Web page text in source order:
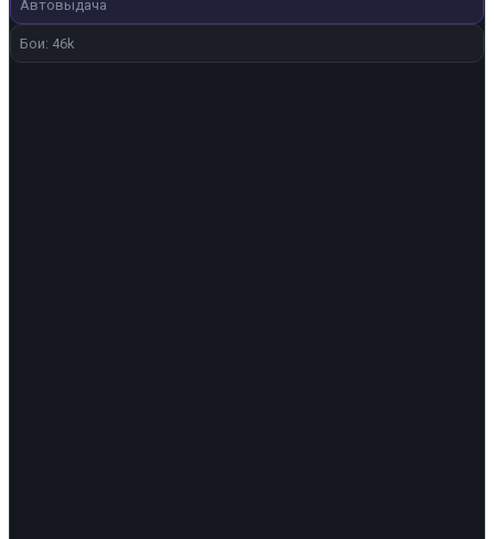
Автовыдача
Бои: 46k